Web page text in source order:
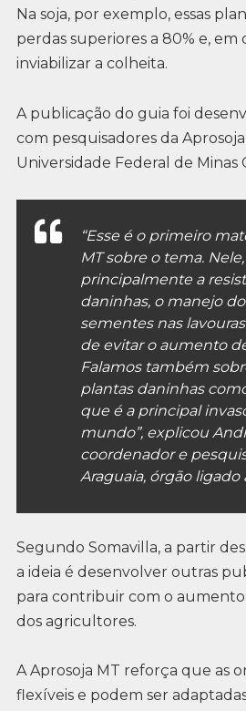
Na soja, por exemplo, essas
perdas superiores a 80% e, em
inviabilizar a colheita.
A publicação do guia foi
com pesquisadores da
Universidade Federal de Minas
“Esse é o primeiro
MT sobre o tema.
principalmente a
daninhas, o manejo
sementes nas
de evitar o aumento
Falamos também
plantas daninhas
que é a principal
mundo”, explicou
coordenador e
Araguaia, órgão ligado
Segundo Somavilla, a partir
a ideia é desenvolver outras
para contribuir com o
dos agricultores.
A Aprosoja MT reforça que as
flexíveis e podem ser